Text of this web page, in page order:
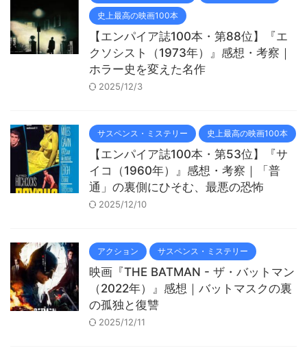
史上最高の映画100本
【エンパイア誌100本・第88位】『エ
クソシスト（1973年）』感想・考察｜
ホラー史を変えた名作
2025/12/3
サスペンス・ミステリー 史上最高の映画100本
【エンパイア誌100本・第53位】『サ
イコ（1960年）』感想・考察｜「普
通」の裏側にひそむ、最悪の恐怖
2025/12/10
アクション サスペンス・ミステリー
映画『THE BATMAN - ザ・バットマン
（2022年）』感想｜バットマスクの裏
の孤独と復讐
2025/12/11